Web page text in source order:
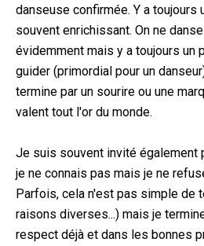
danseuse confirmée. Y a toujours
souvent enrichissant. On ne
évidemment mais y a toujours un
guider (primordial pour un
termine par un sourire ou une
valent tout l'or du monde.
Je suis souvent invité également
je ne connais pas mais je ne
Parfois, cela n'est pas simple de
raisons diverses...) mais je
respect déjà et dans les bonnes